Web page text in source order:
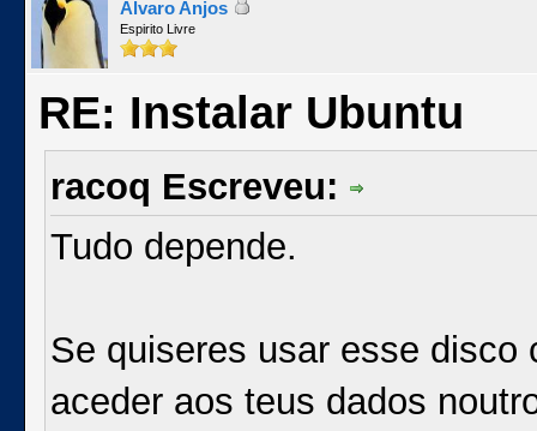
Alvaro Anjos
Espirito Livre
RE: Instalar Ubuntu
racoq Escreveu:
Tudo depende.
Se quiseres usar esse
aceder aos teus dados